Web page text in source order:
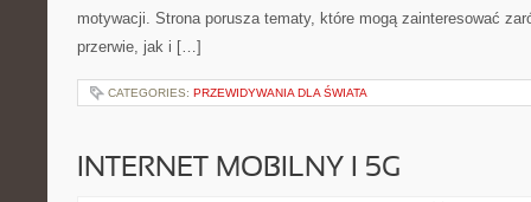
motywacji. Strona porusza tematy, które mogą zainteresować
przerwie, jak i […]
CATEGORIES: PRZEWIDYWANIA DLA ŚWIATA
INTERNET MOBILNY I 5G